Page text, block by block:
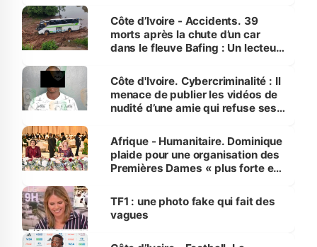
Côte d’Ivoire - Accidents. 39
morts après la chute d’un car
dans le fleuve Bafing : Un lecteur
des Transports
Côte d'Ivoire. Cybercriminalité : Il
menace de publier les vidéos de
nudité d’une amie qui refuse ses
Afrique - Humanitaire. Dominique
plaide pour une organisation des
Premières Dames « plus forte et
sur la scène internationale »
TF1 : une photo fake qui fait des
vagues